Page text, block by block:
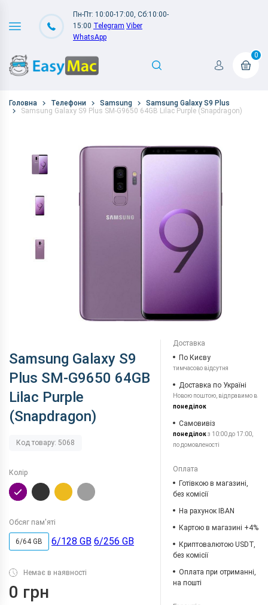
Пн-Пт: 10:00-17:00, Сб:10:00-
15:00 Telegram Viber
WhatsApp
0
Головна Телефони Samsung
Samsung Galaxy S9 Plus
Samsung Galaxy S9 Plus SM-G9650 64GB Lilac Purple (Snapdragon)
Samsung Galaxy S9
Plus SM-G9650 64GB
Lilac Purple
(Snapdragon)
Код товару: 5068
Колір
Обсяг пам'яті
6/64 GB 6/128 GB 6/256 GB
Немає в наявності
0 грн
Доставка
По Києву
тимчасово відсутня
Доставка по Україні
Новою поштою, відправимо в
понеділок
Самовивіз
понеділокз 10:00 до 17:00,
по домовленості
Оплата
Готівкою в магазині,
без комісії
На рахунок IBAN
Картою в магазині +4%
Криптовалютою USDT,
без комісії
Оплата при отриманні,
на пошті